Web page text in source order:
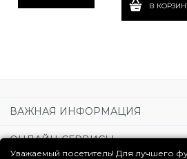
В
ВАЖНАЯ ИНФОРМАЦИЯ
ОНЛАЙН-СЕРВИСЫ
Уважаемый посетитель! Для лучшего